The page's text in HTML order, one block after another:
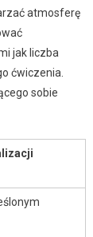
atmosferę
jak liczba
ćwiczenia.
sobie